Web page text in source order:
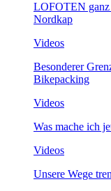
LOFOTEN
Nordkap
Videos
Besonderer
Bikepacking
Videos
Was mache ich
Videos
Unsere Wege